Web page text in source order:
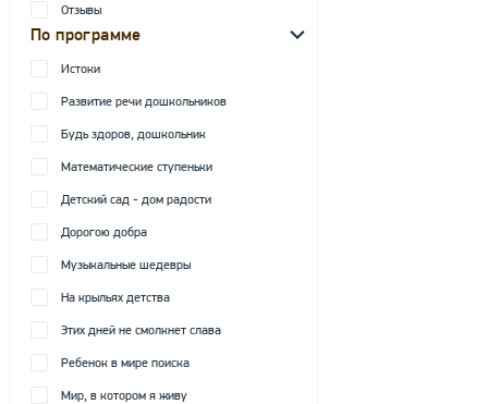
Отзывы
По программе
Истоки
Развитие речи дошкольников
Будь здоров, дошкольник
Математические ступеньки
Детский сад - дом радости
Дорогою добра
Музыкальные шедевры
На крыльях детства
Этих дней не смолкнет слава
Ребенок в мире поиска
Мир, в котором я живу